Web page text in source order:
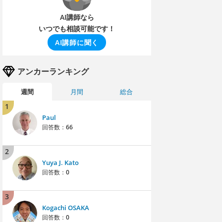
AI講師なら
いつでも相談可能です！
AI講師に聞く
アンカーランキング
週間 月間 総合
1
Paul
回答数： 66
2
Yuya J. Kato
回答数： 0
3
Kogachi OSAKA
回答数： 0